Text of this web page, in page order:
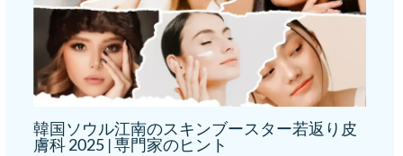
韓国ソウル江南のスキンブースター若返り皮
膚科 2025 | 専門家のヒント